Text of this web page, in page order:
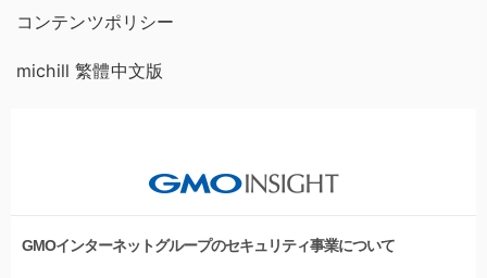
コンテンツポリシー
michill 繁體中文版
GMOインターネットグループのセキュリティ事業について